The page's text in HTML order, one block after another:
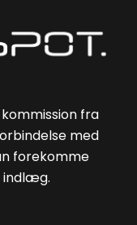
fra
med
forekomme
indlæg.